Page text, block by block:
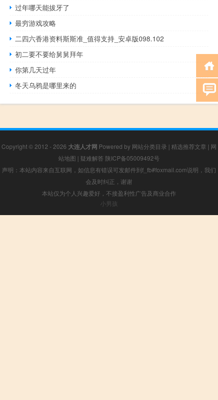
过年哪天能拔牙了
最穷游戏攻略
二四六香港资料斯斯准_值得支持_安卓版098.102
初二要不要给舅舅拜年
你第几天过年
冬天乌鸦是哪里来的
Copyright © 2012 - 2026 大连人才网 Powered by 网站分类目录 | 精选推荐文章 | 网
站地图 | 疑难解答 陕ICP备05009492号
声明：本站内容来自互联网，如信息有错误可发邮件到f_fb#foxmail.com说明，我们
会及时纠正，谢谢
本站仅为个人兴趣爱好，不接盈利性广告及商业合作
小男孩